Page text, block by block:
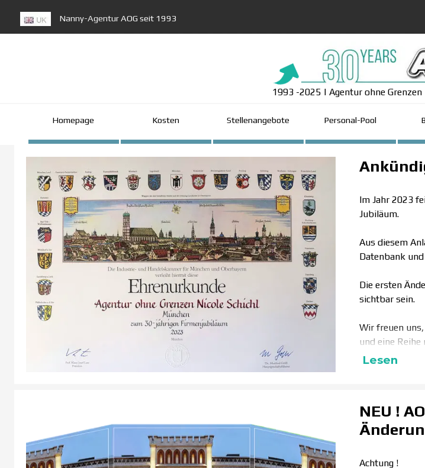
Nanny-AgenturAOG seit 1993
1993 -2025 | Agentur ohne
Homepage
Kosten ▼
Stellenangebote Personal-Pool
Im Jahr 2023
Jubiläum.
Aus diesem
Datenbank
Die ersten
sichtbar sein.
Wir freuen
und eine
Lesen
NEU !
Achtung !